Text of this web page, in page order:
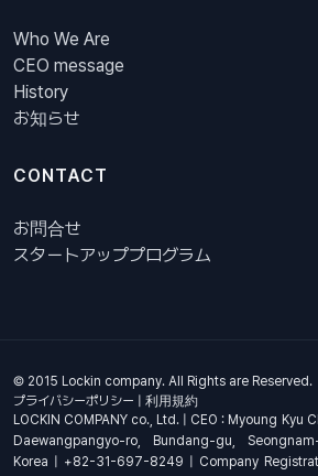
Who We Are
CEO message
History
お知らせ
CONTACT
お問合せ
スタートアッププログラム
© 2015 Lockin company. All Rights are Reserved.
プライバシーポリシー | 利用規約
LOCKIN COMPANY co., Ltd. | CEO : Myoung Kyu
Daewangpangyo-ro, Bundang-gu,
Korea | +82-31-697-8249 | Company